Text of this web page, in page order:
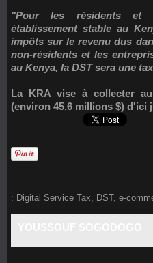
"Pour les résidents et
établissement stable au
impôts sur le revenu dus
non-résidents et les
au Kenya, la DST sera une
La KRA vise à collecter
(environ 45,6 millions $) d'ici
: Digital Service Tax DST, e-